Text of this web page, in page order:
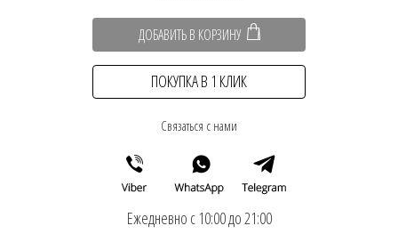
ДОБАВИТЬ В КОРЗИНУ
ПОКУПКА В 1 КЛИК
Связаться с нами
Ежедневно с 10:00 до 21:00